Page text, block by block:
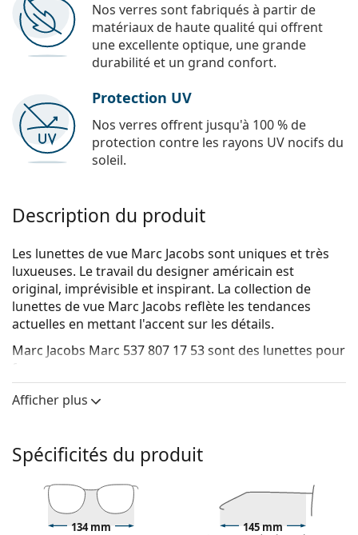
Nos verres sont fabriqués à partir de
matériaux de haute qualité qui offrent
une excellente optique, une grande
durabilité et un grand confort.
Protection UV
Nos verres offrent jusqu'à 100 % de
protection contre les rayons UV nocifs du
soleil.
Description du produit
Les lunettes de vue Marc Jacobs sont uniques et très
luxueuses. Le travail du designer américain est
original, imprévisible et inspirant. La collection de
lunettes de vue Marc Jacobs reflète les tendances
actuelles en mettant l'accent sur les détails.
Marc Jacobs Marc 537 807 17 53sont des lunettes pour
femmes.
Voyez de quoi vous avez l'air avec ces lunettes grâce à
la fonction d'essai virtuel de Lentiamo.
La couleur noire de la monture s'accorde
parfaitement avec tous les teints et des cheveux
blonds clairs, châtains clairs ou noirs.
Les montures carrées sont un choix idéal pour les
Afficher plus
Spécificités du produit
134 mm 145 mm